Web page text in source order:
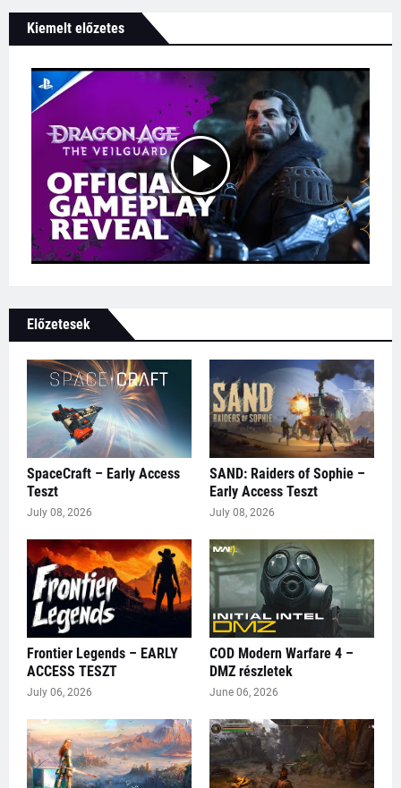
Kiemelt előzetes
Előzetesek
SpaceCraft – Early Access
Teszt
July 08, 2026
SAND: Raiders of Sophie –
Early Access Teszt
July 08, 2026
Frontier Legends – EARLY
ACCESS TESZT
July 06, 2026
COD Modern Warfare 4 –
DMZ részletek
June 06, 2026